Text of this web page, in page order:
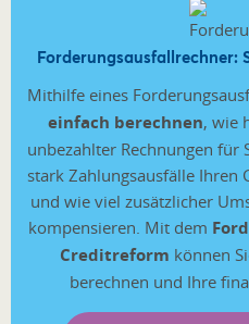
Forderungsausfallrechner:
Mithilfe eines
einfach berechnen, wie
unbezahlter Rechnungen für
stark Zahlungsausfälle Ihren
und wie viel zusätzlicher
kompensieren. Mit dem
Creditreform können
berechnen und Ihre